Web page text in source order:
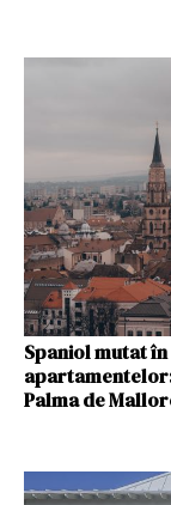
Spaniol mutat
Palma de